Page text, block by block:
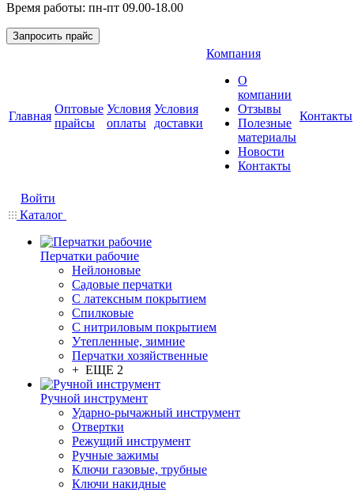
Время работы: пн-пт 09.00-18.00
Запросить прайс
Главная
Оптовые
прайсы
Условия
оплаты
Условия
доставки
Компания
О
компании
Отзывы
Полезные
материалы
Новости
Контакты
Контакты
Войти
Каталог
Перчатки рабочие
Нейлоновые
Садовые перчатки
С латексным покрытием
Cпилковые
С нитриловым покрытием
Утепленные, зимние
Перчатки хозяйственные
+ ЕЩЕ 2
Ручной инструмент
Ударно-рычажный инструмент
Отвертки
Режущий инструмент
Ручные зажимы
Ключи газовые, трубные
Ключи накидные